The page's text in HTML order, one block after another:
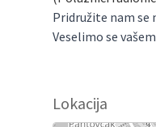
Pridružite nam se
Veselimo se
Lokacija